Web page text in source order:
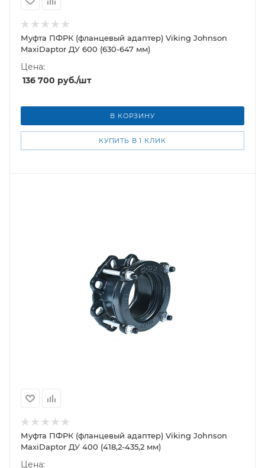
Муфта ПФРК (фланцевый адаптер) Viking Johnson
MaxiDaptor ДУ 600 (630-647 мм)
Цена:
136 700 руб./шт
В КОРЗИНУ
КУПИТЬ В 1 КЛИК
Муфта ПФРК (фланцевый адаптер) Viking Johnson
MaxiDaptor ДУ 400 (418,2-435,2 мм)
Цена: